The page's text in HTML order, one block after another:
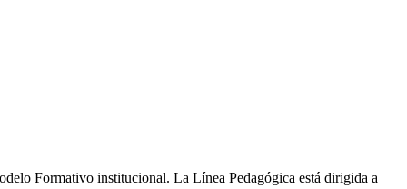
Formativo institucional. La Línea Pedagógica está dirigida a